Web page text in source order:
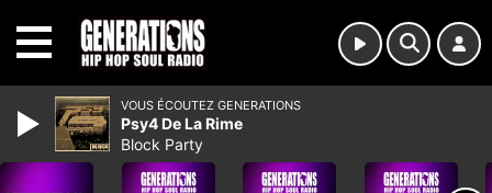
VOUS ÉCOUTEZ GENERATIONS
Psy4 De La Rime
Block Party